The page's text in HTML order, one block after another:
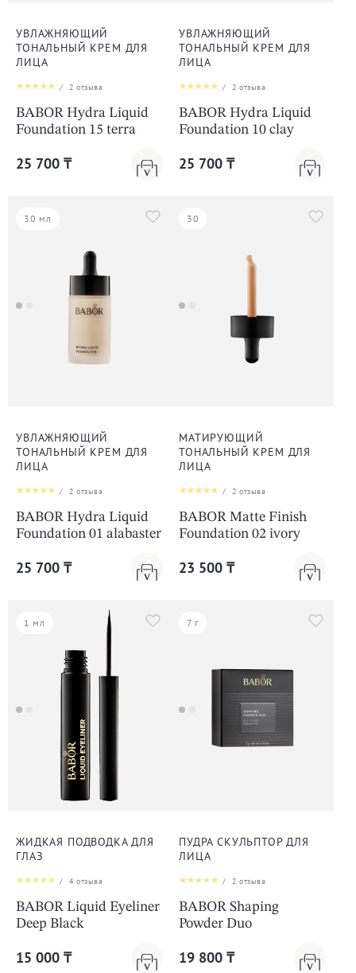
УВЛАЖНЯЮЩИЙ
ТОНАЛЬНЫЙ КРЕМ ДЛЯ
ЛИЦА
/ 2 отзыва
BABOR Hydra Liquid
Foundation 15 terra
25 700 ₸
УВЛАЖНЯЮЩИЙ
ТОНАЛЬНЫЙ КРЕМ ДЛЯ
ЛИЦА
/ 2 отзыва
BABOR Hydra Liquid
Foundation 10 clay
25 700 ₸
30 мл
УВЛАЖНЯЮЩИЙ
ТОНАЛЬНЫЙ КРЕМ ДЛЯ
ЛИЦА
/ 2 отзыва
BABOR Hydra Liquid
Foundation 01 alabaster
25 700 ₸
30
МАТИРУЮЩИЙ
ТОНАЛЬНЫЙ КРЕМ ДЛЯ
ЛИЦА
/ 2 отзыва
BABOR Matte Finish
Foundation 02 ivory
23 500 ₸
1 мл
ЖИДКАЯ ПОДВОДКА ДЛЯ
ГЛАЗ
/ 4отзыва
BABOR Liquid Eyeliner
Deep Black
15 000 ₸
7 г
ПУДРА СКУЛЬПТОР ДЛЯ
ЛИЦА
/ 2 отзыва
BABOR Shaping
Powder Duo
19 800 ₸